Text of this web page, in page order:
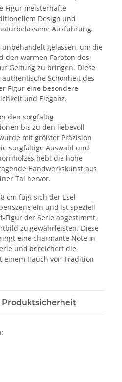
Figur meisterhafte
Design und
Ausführung.
gelassen, um die
den warmen Farbton des
Geltung zu bringen. Diese
Schönheit des
Figur eine besondere
und Eleganz.
den sorgfältig
bis zu den liebevoll
mit größter Präzision
sorgfältige Auswahl und
hebt die hohe
Handwerkskunst aus
Tal hervor.
cm fügt sich der Esel
ein und ist speziell
Figur der Serie abgestimmt,
zu gewährleisten. Diese
eine charmante Note in
und bereichert die
einem Hauch von Tradition
Produktsicherheit